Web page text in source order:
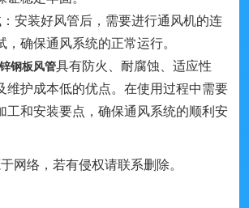
安装好风管后，需要进行通风机的连
，确保通风系统的正常运行。
钢板风管具有防火、耐腐蚀、适应性
维护成本低的优点。在使用过程中需要
工和安装要点，确保通风系统的顺利安
络，若有侵权请联系删除。